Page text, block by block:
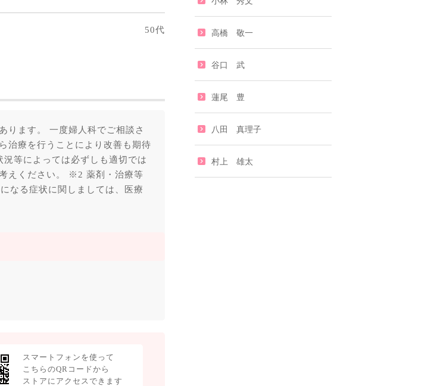
50代
ります。 一度婦人科でご相談さ
治療を行うことにより改善も期待
等によっては必ずしも適切では
えください。 ※2 薬剤・治療等
なる症状に関しましては、医療
スマートフォンを使って
こちらのQRコードから
ストアにアクセスできます
高橋 敬一
谷口 武
蓮尾 豊
八田 真理子
村上 雄太